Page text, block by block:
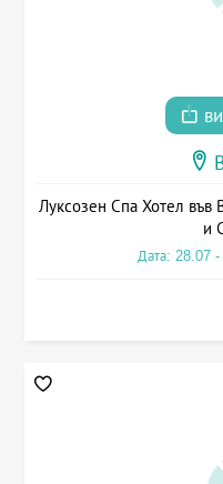
Луксозен Спа Хотел
и
Дата: 28.07